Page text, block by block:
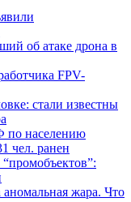
об атаке дрона в
FPV-
стали известны
по населению
чел. ранен
жара. Что